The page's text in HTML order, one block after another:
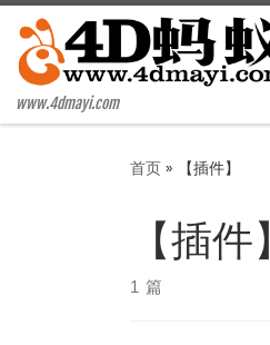
Skip to content
www.4dmayi.com
首页» 【插件】
【插件】
1 篇